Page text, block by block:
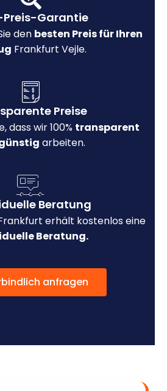
Preis-Garantie
den besten Preis für Ihren
Frankfurt Vejle.
Preise
dass wir 100% transparent
arbeiten.
Beratung
erhält kostenlos eine
Beratung.
anfragen